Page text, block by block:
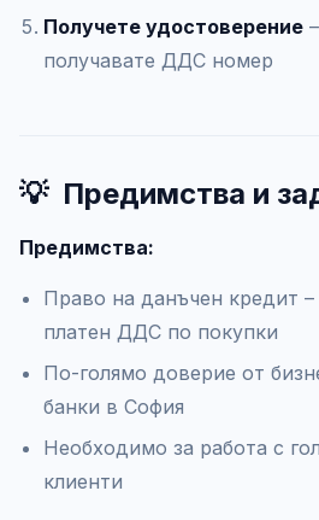
Получете удостоверение
получавате ДДС номер
💡 Предимства и
Предимства:
Право на данъчен кредит –
платен ДДС по покупки
По-голямо доверие от
банки в София
Необходимо за работа с
клиенти